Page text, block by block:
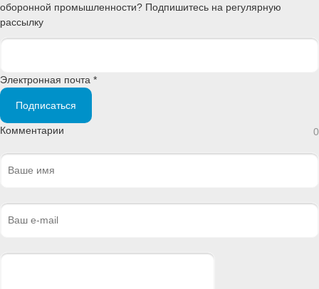
оборонной промышленности? Подпишитесь на регулярную
рассылку
Электронная почта *
Подписаться
Комментарии 0